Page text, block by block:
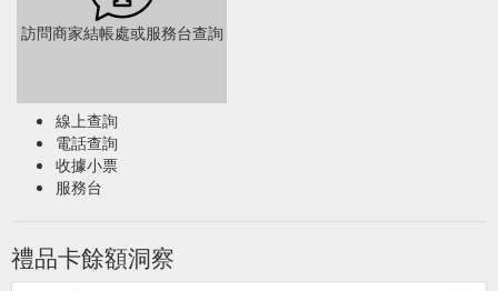
訪問商家結帳處或服務台查詢
線上查詢
電話查詢
收據小票
服務台
禮品卡餘額洞察